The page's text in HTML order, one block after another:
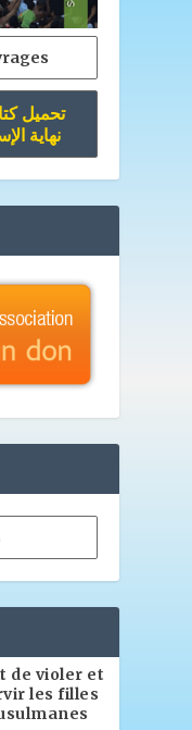
تحميل
نهاية
de violer et
les filles